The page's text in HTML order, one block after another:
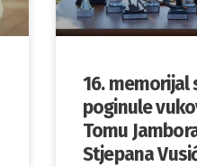
16. memorijal
poginule
Tomu
Stjepana